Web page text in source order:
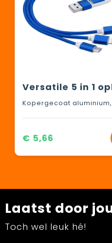
Kopergecoat
€ 5,66
Laatst door
Toch wel leuk hé!